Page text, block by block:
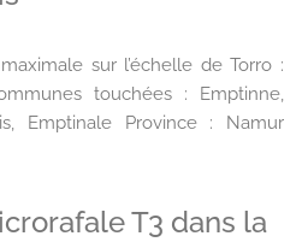
sur l’échelle de Torro :
touchées : Emptinne,
Emptinale Province : Namur
T3 dans la